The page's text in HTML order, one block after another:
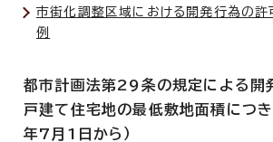
市街化調整区域における開発行為の許
例
都市計画法第29条の規定による開
戸建て住宅地の最低敷地面積につ
年7月1日から）